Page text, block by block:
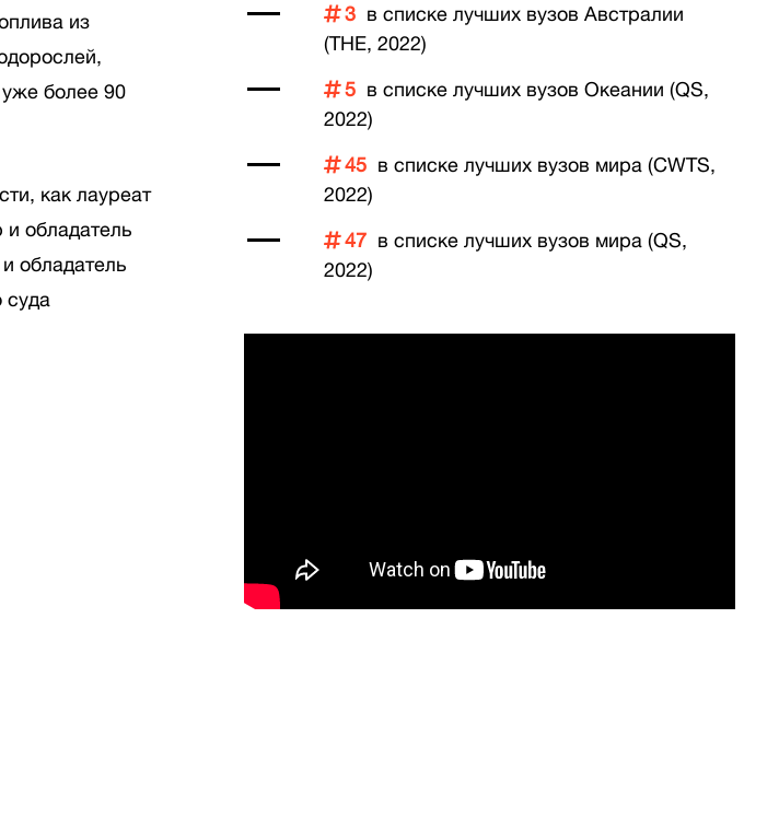
из
более 90
как лауреат
обладатель
обладатель
суда
3 в списке лучших вузов Австралии
(THE, 2022)
5 в списке лучших вузов Океании (QS,
2022)
45 в списке лучших вузов мира (CWTS,
2022)
47 в списке лучших вузов мира (QS,
2022)